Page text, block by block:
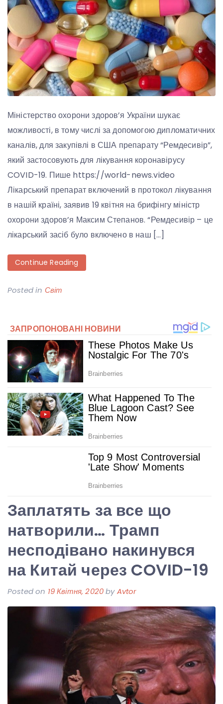
Міністерство охорони здоров’я України шукає
можливості, в тому числі за допомогою дипломатичних
каналів, для закупівлі в США препарату “Ремдесивір”,
який застосовують для лікування коронавірусу
COVID-19. Пише https://world-news.video
Лікарський препарат включений в протокол лікування
в нашій країні, заявив 19 квітня на брифінгу міністр
охорони здоров’я Максим Степанов. “Ремдесивір – це
лікарський засіб було включено в наш […]
Continue Reading
Posted in Світ
Заплатять за все що
натворили… Трамп
несподівано накинувся
на Китай через COVID-19
Posted on 19 Квітня, 2020byAvtor